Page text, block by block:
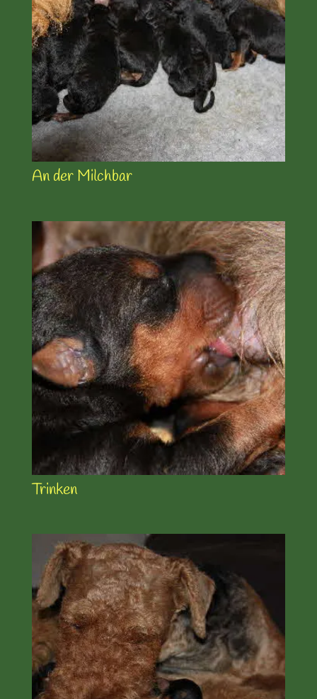
An der Milchbar
Trinken